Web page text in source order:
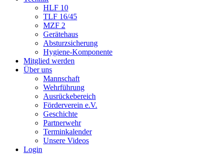
HLF 10
TLF 16/45
MZF 2
Gerätehaus
Absturzsicherung
Hygiene-Komponente
Mitglied werden
Über uns
Mannschaft
Wehrführung
Ausrückebereich
Förderverein e.V.
Geschichte
Partnerwehr
Terminkalender
Unsere Videos
Login